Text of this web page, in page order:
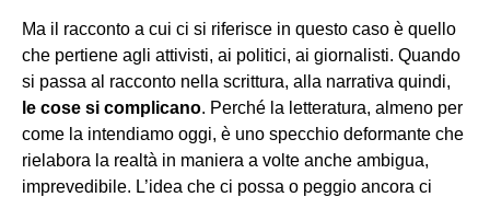
Ma il racconto a cui ci si riferisce in questo caso è quello
che pertiene agli attivisti, ai politici, ai giornalisti. Quando
si passa al racconto nella scrittura, alla narrativa quindi,
le cose si complicano. Perché la letteratura, almeno per
come la intendiamo oggi, è uno specchio deformante che
rielabora la realtà in maniera a volte anche ambigua,
imprevedibile. L’idea che ci possa o peggio ancora ci